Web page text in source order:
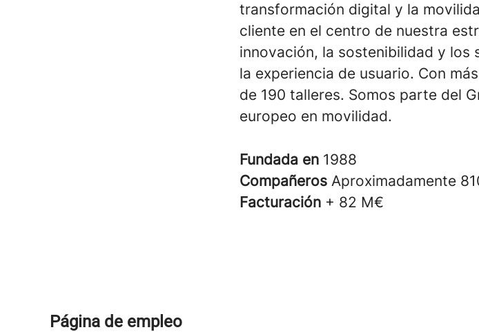
transformación digital y la
cliente en el centro de nuestra
innovación, la sostenibilidad y los
la experiencia de usuario. Con
de 190 talleres. Somos parte del
europeo en movilidad.
Fundada en 1988
Compañeros Aproximadamente
Facturación + 82 M€
Página de empleo